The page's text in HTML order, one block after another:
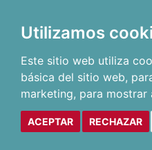
Utilizamos
Este sitio web utiliza
básica del sitio web,
marketing, para mostrar
ACEPTAR RECHAZAR